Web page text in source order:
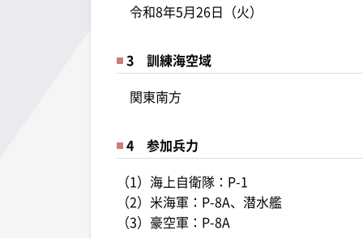
令和8年5月26日（火）
3 訓練海空域
関東南方
4 参加兵力
（1）海上自衛隊：P-1
（2）米海軍：P-8A、潜水艦
（3）豪空軍：P-8A